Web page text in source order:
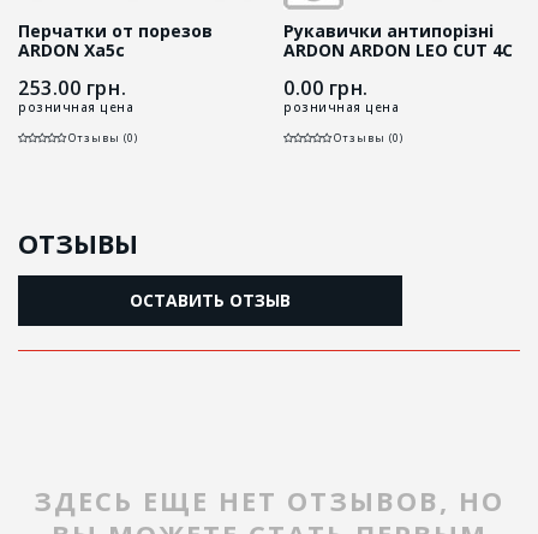
Перчатки от порезов
ARDON Xa5c
253.00 грн.
розничная цена
Отзывы (0)
Рукавички антипорізні
ARDON ARDON LEO CUT 4C
0.00 грн.
розничная цена
Отзывы (0)
ОТЗЫВЫ
ОСТАВИТЬ ОТЗЫВ
ЗДЕСЬ ЕЩЕ НЕТ ОТЗЫВОВ, НО